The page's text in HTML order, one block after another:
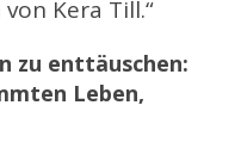
Kera Till.“
zu enttäuschen:
Leben,